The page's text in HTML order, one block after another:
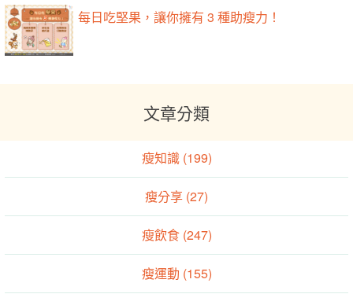
每日吃堅果，讓你擁有 3 種助瘦力！
文章分類
瘦知識 (199)
瘦分享 (27)
瘦飲食 (247)
瘦運動 (155)